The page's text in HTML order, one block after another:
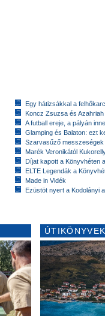
Egy hátizsákkal a
Koncz Zsuzsa és
A futball ereje, a pályán
Glamping és Balaton: ezt
Szarvasűző messzeségek
Marék Veronikától
Díjat kapott a Könyvhéten
ELTE Legendák a
Made in Vidék
Ezüstöt nyert a Kodolányi